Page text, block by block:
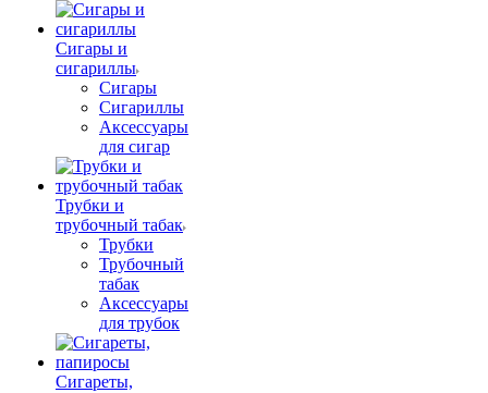
Сигары и
сигариллы
Сигары
Сигариллы
Аксессуары
для сигар
Трубки и
трубочный табак
Трубки
Трубочный
табак
Аксессуары
для трубок
Сигареты,